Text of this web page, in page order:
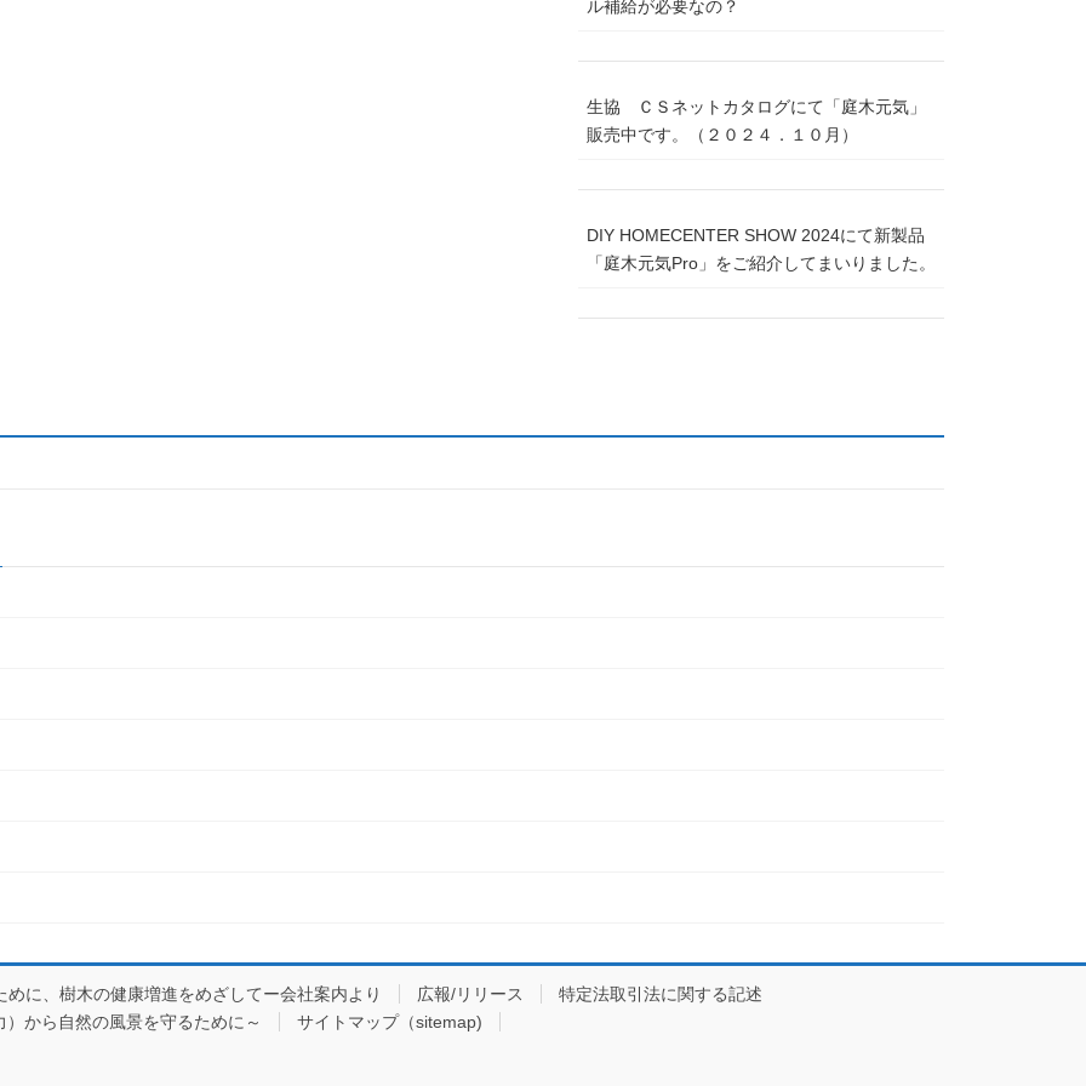
ル補給が必要なの？
生協 ＣＳネットカタログにて「庭木元気」
販売中です。（２０２４．１０月）
DIY HOMECENTER SHOW 2024にて新製品
「庭木元気Pro」をご紹介してまいりました。
めに、樹木の健康増進をめざしてー会社案内より 広報/リリース
特定法取引法に関する記述
から自然の風景を守るために～
サイトマップ（sitemap)